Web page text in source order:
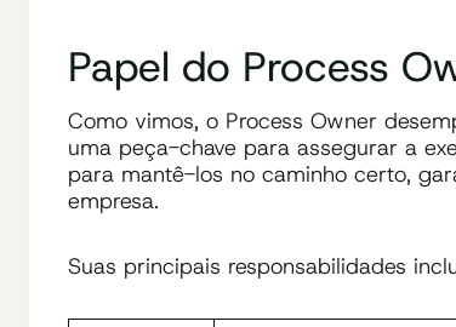
Papel do Process
Como vimos, o Process Owner
uma peça-chave para assegurar a
para mantê-los no caminho certo,
empresa.
Suas principais responsabilidades